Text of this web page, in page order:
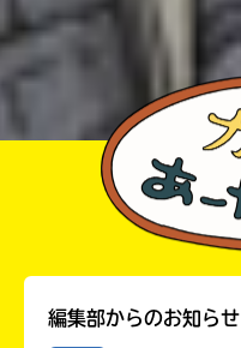
きこんでいたり、字
みなおしてみてね。
編集部からのお知らせ